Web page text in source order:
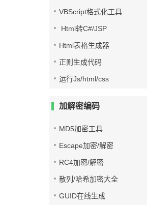
VBScript格式化工具
Html转C#/JSP
Html表格生成器
正则生成代码
运行Js/html/css
加解密编码
MD5加密工具
Escape加密/解密
RC4加密/解密
散列/哈希加密大全
GUID在线生成